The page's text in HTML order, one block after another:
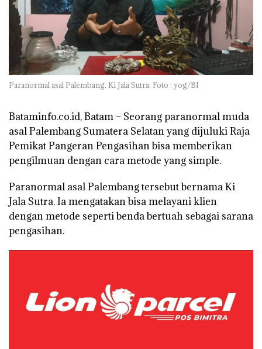
Paranormal asal Palembang, Ki Jala Sutra. Foto : yog/BI
Bataminfo.co.id, Batam – Seorang paranormal muda
asal Palembang Sumatera Selatan yang dijuluki Raja
Pemikat Pangeran Pengasihan bisa memberikan
pengilmuan dengan cara metode yang simple.
Paranormal asal Palembang tersebut bernama Ki
Jala Sutra. Ia mengatakan bisa melayani klien
dengan metode seperti benda bertuah sebagai sarana
pengasihan.